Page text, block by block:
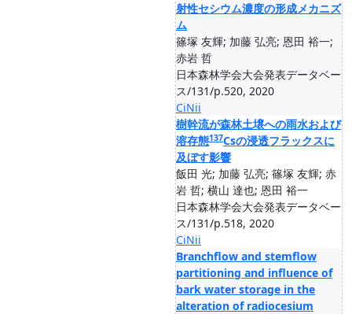
射性セシウム濃度の形成メカニズ
ム
篠塚 友輝; 加藤 弘亮; 恩田 裕一;
赤岩 哲
日本森林学会大会発表データベー
ス/131/p.520, 2020
CiNii
樹幹流が森林土壌への雨水および
溶存態137Csの浸透フラックスに
及ぼす影響
飯田 光; 加藤 弘亮; 篠塚 友輝; 赤
岩 哲; 横山 達也; 恩田 裕一
日本森林学会大会発表データベー
ス/131/p.518, 2020
CiNii
Branchflow and stemflow
partitioning and influence of
bark water storage in the
alteration of radiocesium